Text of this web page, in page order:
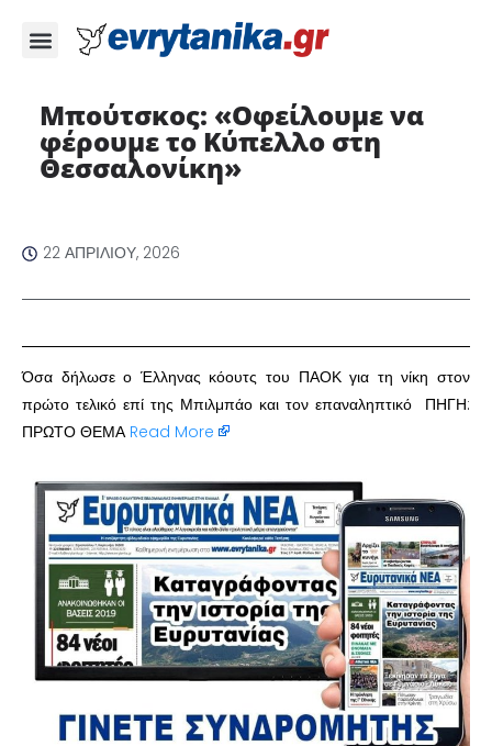
Μπούτσκος: «Οφείλουμε να
φέρουμε το Κύπελλο στη
Θεσσαλονίκη»
22 ΑΠΡΙΛΊΟΥ, 2026
Όσα δήλωσε ο Έλληνας κόουτς του ΠΑΟΚ για τη νίκη στον
πρώτο τελικό επί της Μπιλμπάο και τον επαναληπτικό ΠΗΓΗ:
ΠΡΩΤΟ ΘΕΜΑ Read More